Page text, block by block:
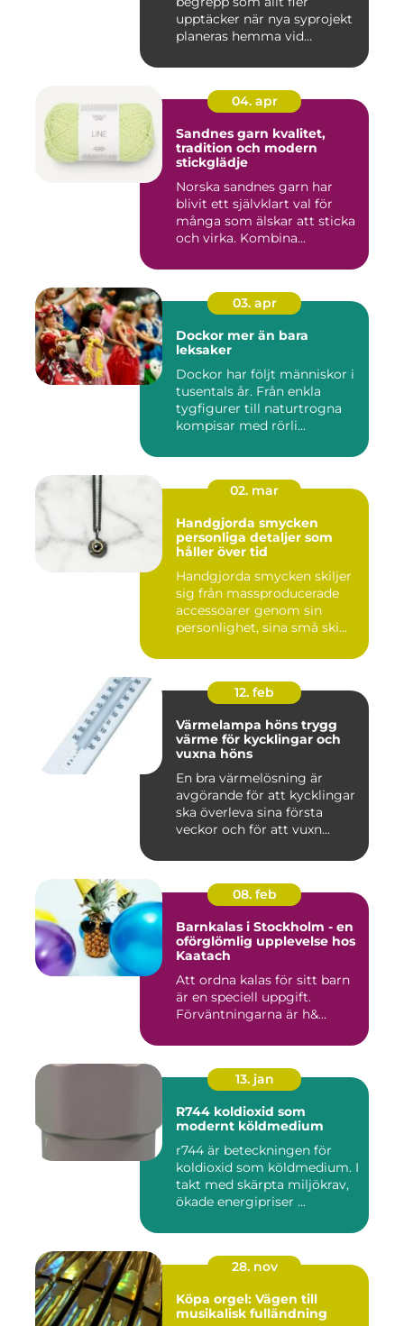
upptäcker när nya syprojekt
planeras hemma vid
04. apr
Sandnes garn kvalitet,
tradition och modern
stickglädje
Norska sandnes garn har
blivit ett självklart val för
många som älskar att sticka
och virka. Kombina...
03. apr
Dockor mer än bara
leksaker
Dockor har följt människor i
tusentals år. Från enkla
tygfigurer till naturtrogna
kompisar med rörli...
02. mar
Handgjorda smycken
personliga detaljer som
håller över tid
Handgjorda smycken skiljer
sig från massproducerade
accessoarer genom sin
personlighet, sina små ski...
12. feb
Värmelampa höns trygg
värme för kycklingar och
vuxna höns
En bra värmelösning är
avgörande för att kycklingar
ska överleva sina första
veckor och för att vuxn...
08. feb
Barnkalas i Stockholm - en
oförglömlig upplevelse hos
Kaatach
Att ordna kalas för sitt barn
är en speciell uppgift.
Förväntningarna är h&...
13. jan
R744 koldioxid som
modernt köldmedium
r744 är beteckningen för
koldioxid som köldmedium. I
takt med skärpta miljökrav,
ökade energipriser ...
28. nov
Köpa orgel: Vägen till
musikalisk fulländning